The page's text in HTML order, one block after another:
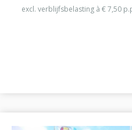
excl. verblijfsbelasting à € 7,50